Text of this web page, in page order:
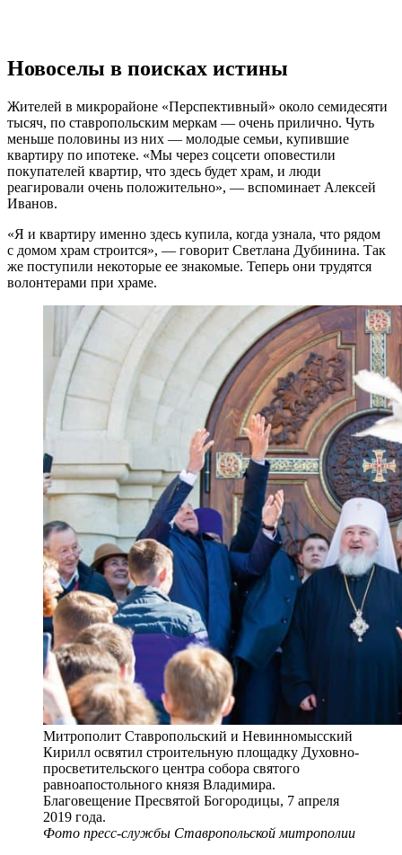
Новоселы в поисках истины
Жителей в микрорайоне «Перспективный» около семидесяти
тысяч, по ставропольским меркам — очень прилично. Чуть
меньше половины из них — молодые семьи, купившие
квартиру по ипотеке. «Мы через соцсети оповестили
покупателей квартир, что здесь будет храм, и люди
реагировали очень положительно», — вспоминает Алексей
Иванов.
«Я и квартиру именно здесь купила, когда узнала, что рядом
с домом храм строится», — говорит Светлана Дубинина. Так
же поступили некоторые ее знакомые. Теперь они трудятся
волонтерами при храме.
Митрополит Ставропольский и Невинномысский
Кирилл освятил строительную площадку Духовно-
просветительского центра собора святого
равноапостольного князя Владимира.
Благовещение Пресвятой Богородицы, 7 апреля
2019 года.
Фото пресс-службы Ставропольской митрополии